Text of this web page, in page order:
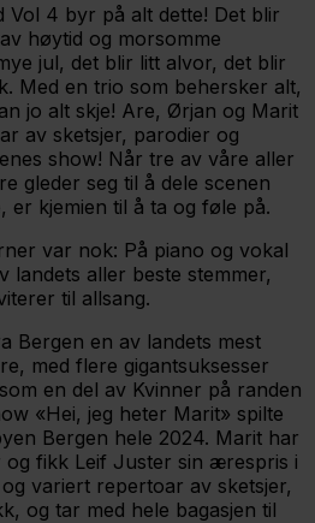
Vol 4 byr på alt dette! Det blir
høytid og morsomme
jul, det blir litt alvor, det blir
Med en trio som behersker alt,
jo alt skje! Are, Ørjan og Marit
av sketsjer, parodier og
show! Når tre av våre aller
gleder seg til å dele scenen
er kjemien til å ta og føle på.
var nok: På piano og vokal
aller beste stemmer,
til allsang.
Bergen en av landets mest
med flere gigantsuksesser
en del av Kvinner på randen
«Hei, jeg heter Marit» spilte
Bergen hele 2024. Marit har
og fikk Leif Juster sin ærespris i
variert repertoar av sketsjer,
og tar med hele bagasjen til